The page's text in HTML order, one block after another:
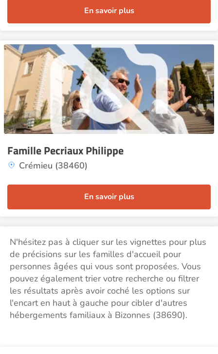
En savoir plus
Famille Pecriaux Philippe
Crémieu (38460)
En savoir plus
N'hésitez pas à cliquer sur les vignettes pour plus
de précisions sur les familles d'accueil pour
personnes âgées qui vous sont proposées. Vous
pouvez également trier votre recherche ou filtrer
les résultats après avoir coché les options sur
l'encart en haut à gauche pour cibler d'autres
hébergements familiaux à Bizonnes (38690).